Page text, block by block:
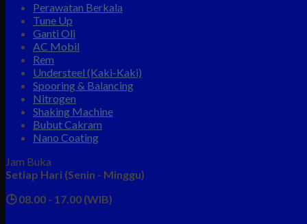
Perawatan Berkala
Tune Up
Ganti Oli
AC Mobil
Rem
Understeel (Kaki-Kaki)
Spooring & Balancing
Nitrogen
Shaking Machine
Bubut Cakram
Nano Coating
Jam Buka
Setiap Hari (Senin - Minggu)
🕒 08.00 - 17.00 (WIB)